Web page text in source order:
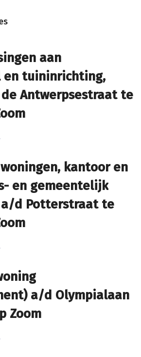
aan
en tuininrichting,
Antwerpsestraat te
aan
en tuininrichting,
Antwerpsestraat te
kantoor en
en gemeentelijk
a/d Potterstraat te
kantoor en
en gemeentelijk
a/d Potterstraat te
a/d Olympialaan
Zoom
a/d Olympialaan
Zoom